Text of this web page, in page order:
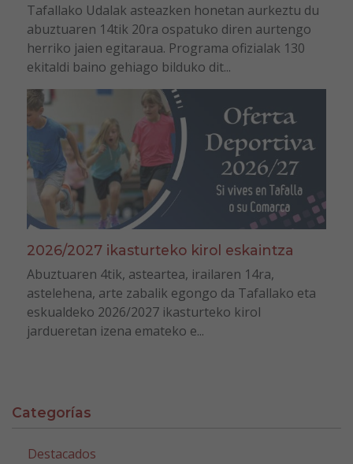
Tafallako Udalak asteazken honetan aurkeztu du
abuztuaren 14tik 20ra ospatuko diren aurtengo
herriko jaien egitaraua. Programa ofizialak 130
ekitaldi baino gehiago bilduko dit...
2026/2027 ikasturteko kirol eskaintza
Abuztuaren 4tik, asteartea, irailaren 14ra,
astelehena, arte zabalik egongo da Tafallako eta
eskualdeko 2026/2027 ikasturteko kirol
jardueretan izena emateko e...
Categorías
Destacados